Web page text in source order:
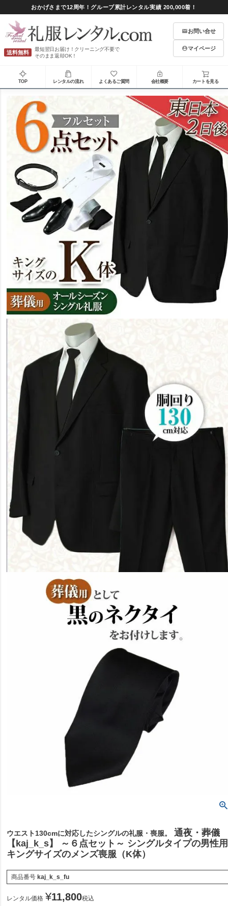
おかげさまで12周年！グループ累計レンタル実績 200,000着！
送料無料
最短翌日お届け！クリーニング不要で
そのまま返却OK！
お問い合せ
マイページ
TOP レンタルの流れ よくあるご質問 会社概要 カートを見る
ウエスト130cmに対応したシングルの礼服・喪服。
通夜・葬儀
【kaj_k_s】 ～６点セット～ シングルタイプの男性用
キングサイズのメンズ喪服（K体）
商品番号 kaj_k_s_fu
レンタル価格 ¥11,800税込